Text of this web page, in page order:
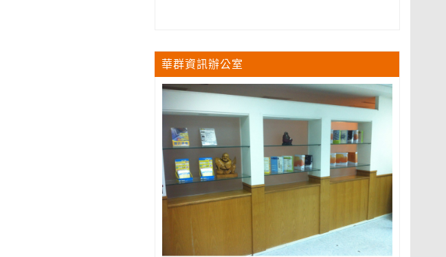
華群資訊辦公室